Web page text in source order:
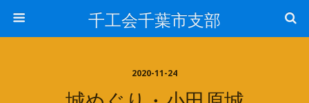
千工会千葉市支部
2020-11-24